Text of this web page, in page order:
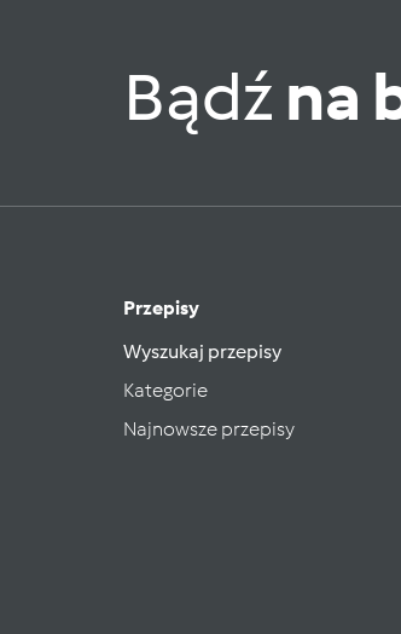
Bądź na
Przepisy
Wyszukaj przepisy
Kategorie
Najnowsze przepisy